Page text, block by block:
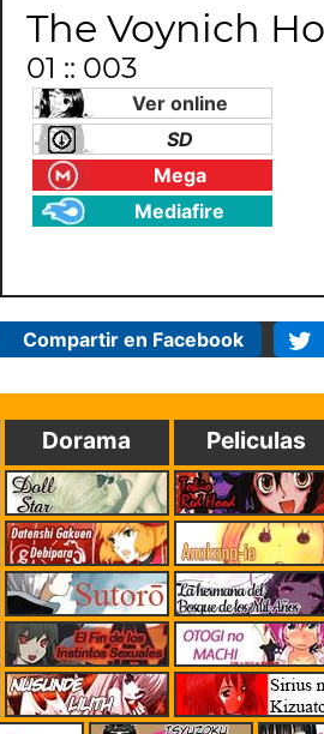
The Voynich
01 :: 003
Ver online
SD
Mega
Mediafire
Compartir en Facebook
Dorama Peliculas